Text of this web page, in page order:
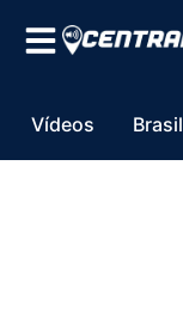
Vídeos Brasil